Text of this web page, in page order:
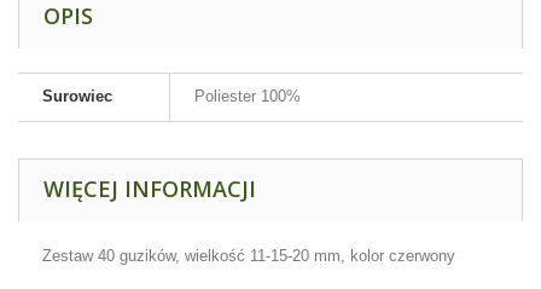
OPIS
Surowiec Poliester 100%
WIĘCEJ INFORMACJI
Zestaw 40 guzików, wielkość 11-15-20 mm, kolor czerwony